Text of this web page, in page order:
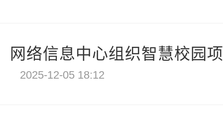
网络信息中心组织智慧校园
2025-12-05 18:12